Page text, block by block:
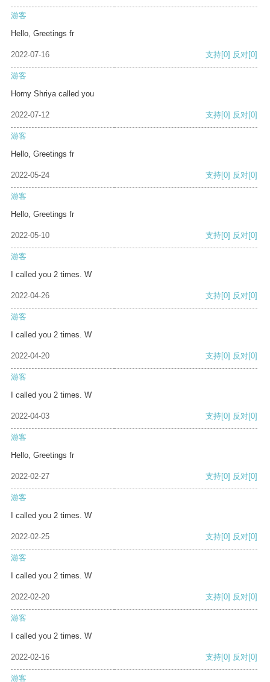
游客
Hello, Greetings fr
2022-07-16 支持[0] 反对[0]
游客
Horny Shriya called you
2022-07-12 支持[0] 反对[0]
游客
Hello, Greetings fr
2022-05-24 支持[0] 反对[0]
游客
Hello, Greetings fr
2022-05-10 支持[0] 反对[0]
游客
I called you 2 times. W
2022-04-26 支持[0] 反对[0]
游客
I called you 2 times. W
2022-04-20 支持[0] 反对[0]
游客
I called you 2 times. W
2022-04-03 支持[0] 反对[0]
游客
Hello, Greetings fr
2022-02-27 支持[0] 反对[0]
游客
I called you 2 times. W
2022-02-25 支持[0] 反对[0]
游客
I called you 2 times. W
2022-02-20 支持[0] 反对[0]
游客
I called you 2 times. W
2022-02-16 支持[0] 反对[0]
游客